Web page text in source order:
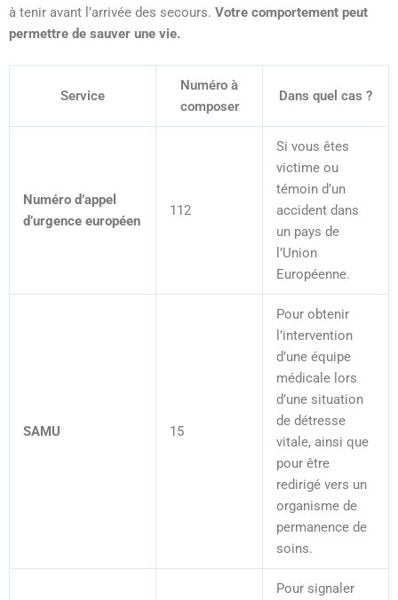
à tenir avant l’arrivée des secours. Votre comportement peut
permettre de sauver une vie.
Service
Numéro à
composer
Dans quel cas ?
Numéro d’appel
d’urgence européen
112
Si vous êtes
victime ou
témoin d’un
accident dans
un pays de
l’Union
Européenne.
SAMU 15
Pour obtenir
l’intervention
d’une équipe
médicale lors
d’une situation
de détresse
vitale, ainsi que
pour être
redirigé vers un
organisme de
permanence de
soins.
Pour signaler